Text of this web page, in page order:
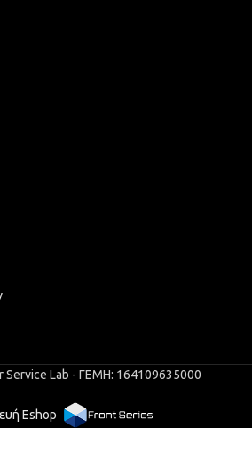
Service Lab - ΓΕΜΗ: 164109635000
Eshop